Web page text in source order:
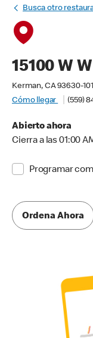
Busca otro
15100 W
Kerman, CA 93630-
Cómo llegar
(559)
Abierto ahora
Cierra a las 01:00
Programar
Ordena Ahora